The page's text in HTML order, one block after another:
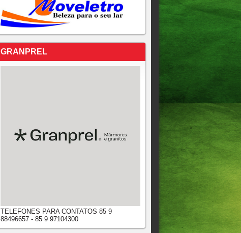
GRANPREL
TELEFONES PARA CONTATOS 85 9
88496657 - 85 9 97104300